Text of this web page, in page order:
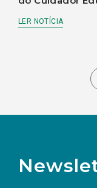
LER NOTÍCIA